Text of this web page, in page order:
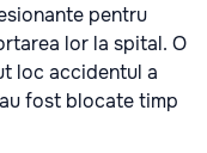
pentru
lor la spital. O
loc accidentul a
fost blocate timp